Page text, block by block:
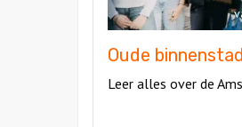
Oude
Leer alles over de